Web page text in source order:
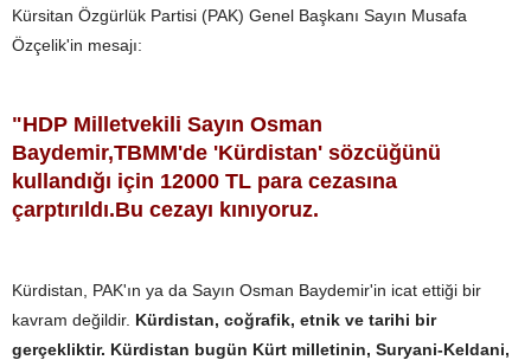
Kürsitan Özgürlük Partisi (PAK) Genel Başkanı Sayın Musafa
Özçelik'in mesajı:
"HDP Milletvekili Sayın Osman
Baydemir,TBMM'de 'Kürdistan' sözcüğünü
kullandığı için 12000 TL para cezasına
çarptırıldı.Bu cezayı kınıyoruz.
Kürdistan, PAK'ın ya da Sayın Osman Baydemir'in icat ettiği bir
kavram değildir. Kürdistan, coğrafik, etnik ve tarihi bir
gerçekliktir. Kürdistan bugün Kürt milletinin, Suryani-Keldani,